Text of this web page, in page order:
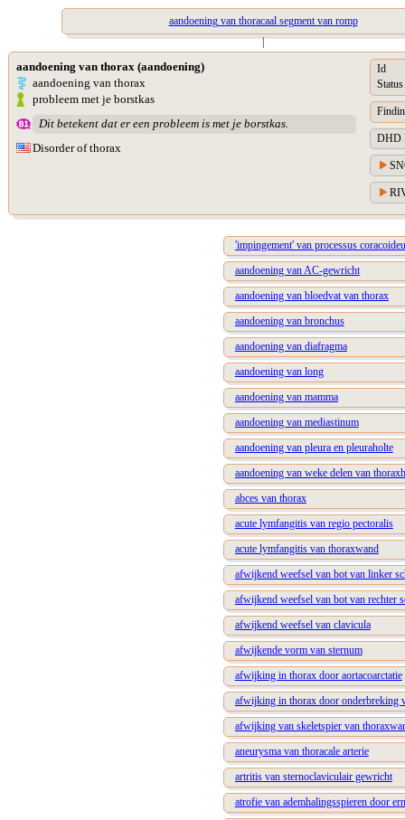
aandoening van thoracaal segment van romp
|
aandoening van thorax (aandoening)
aandoening van thorax
probleem met je borstkas
Dit betekent dat er een probleem is met je borstkas.
Disorder of thorax
Id
Status
DHD
'impingement' van processus
aandoening van AC-gewricht
aandoening van bloedvat van thorax
aandoening van bronchus
aandoening van diafragma
aandoening van long
aandoening van mamma
aandoening van mediastinum
aandoening van pleura en pleuraholte
aandoening van weke delen van
abces van thorax
acute lymfangitis van regio pectoralis
acute lymfangitis van thoraxwand
afwijkend weefsel van bot van linker
afwijkend weefsel van bot van rechter
afwijkend weefsel van clavicula
afwijkende vorm van sternum
afwijking in thorax door aortacoarctatie
afwijking in thorax door onderbreking
afwijking van skeletspier van
aneurysma van thoracale arterie
artritis van sternoclaviculair gewricht
atrofie van ademhalingsspieren door